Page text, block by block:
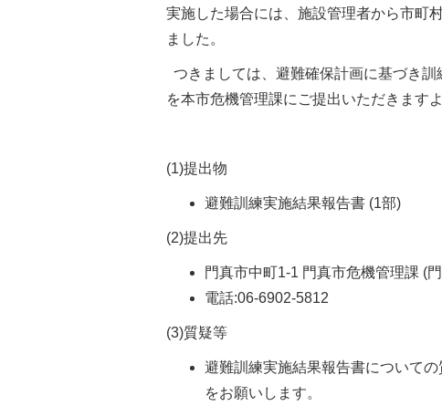
実施した場合には、施設管理者から市町
ました。
つきましては、避難確保計画に基づき
を本市危機管理課にご提出いただきます
(1)提出物
避難訓練実施結果報告書 (1部)
(2)提出先
門真市中町1-1 門真市危機管理課 (
電話:06-6902-5812
(3)質疑等
避難訓練実施結果報告書について
をお願いします。